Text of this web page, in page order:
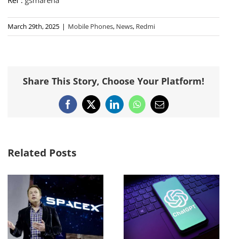
March 29th, 2025 | Mobile Phones, News, Redmi
Share This Story, Choose Your Platform!
Facebook
X LinkedInWhatsApp
Email
Related Posts